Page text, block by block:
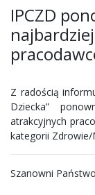
IPCZD
Z radością
Dziecka”
atrakcyjnych
kategorii Zdrowie/
Szanowni